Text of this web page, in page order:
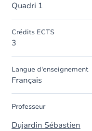
Quadri 1
Crédits ECTS
3
Langue d'enseignement
Français
Professeur
Dujardin Sébastien